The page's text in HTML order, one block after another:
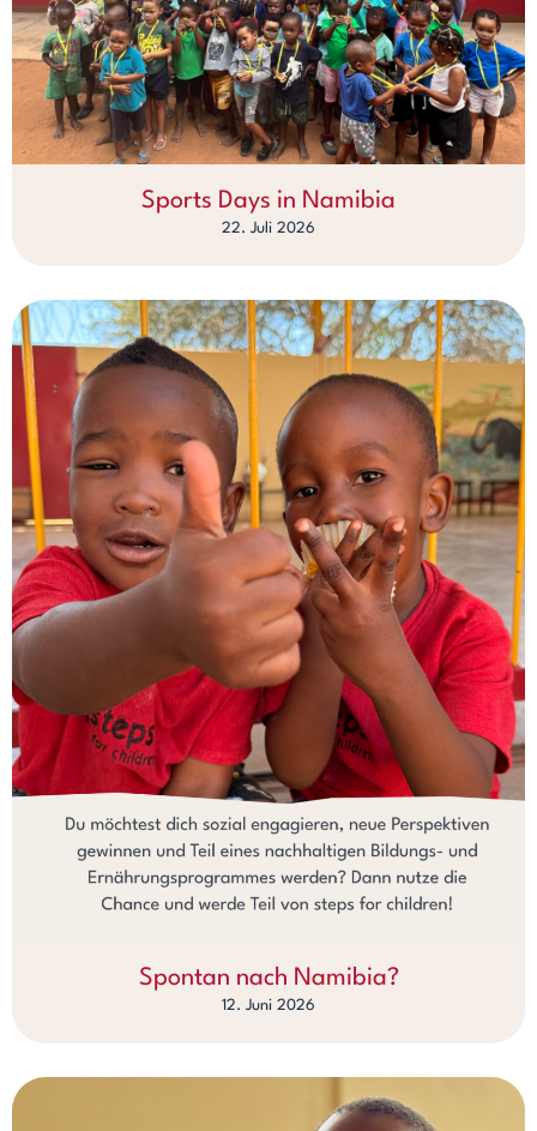
Sports Days in Namibia
22. Juli 2026
Spontan nach Namibia?
12. Juni 2026